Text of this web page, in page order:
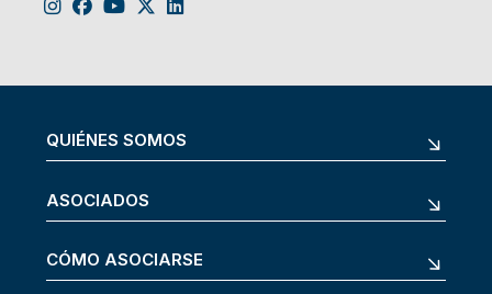
QUIÉNES SOMOS
ASOCIADOS
CÓMO ASOCIARSE